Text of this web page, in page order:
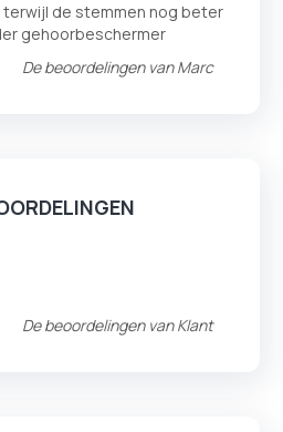
terwijl de stemmen nog beter
gehoorbeschermer
De beoordelingen vanMarc
De beoordelingen vanKlant